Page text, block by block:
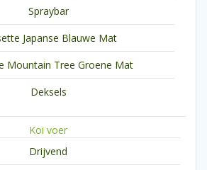
Spraybar
Japanse Blauwe Mat
Mountain Tree Groene Mat
Deksels
Koi voer
Drijvend